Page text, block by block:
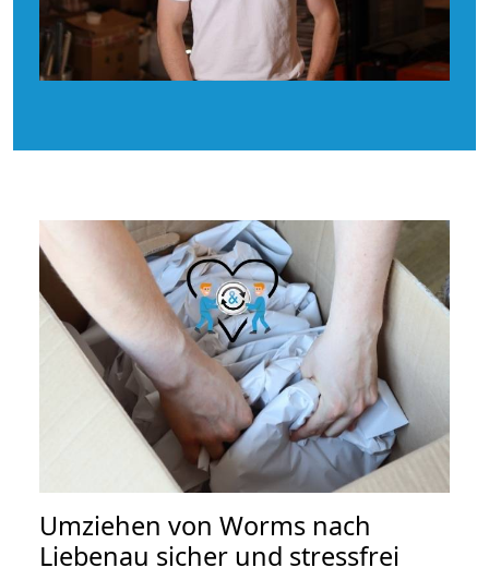
Umziehen von Worms nach
Liebenau sicher und stressfrei